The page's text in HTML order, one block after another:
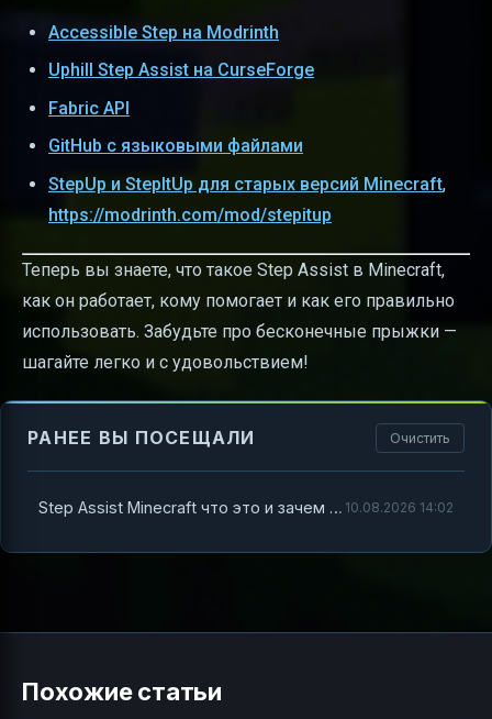
Accessible Step на Modrinth
Uphill Step Assist на CurseForge
Fabric API
GitHub с языковыми файлами
StepUp и StepItUp для старых версий Minecraft,
https://modrinth.com/mod/stepitup
Теперь вы знаете, что такое Step Assist в Minecraft,
как он работает, кому помогает и как его правильно
использовать. Забудьте про бесконечные прыжки —
шагайте легко и с удовольствием!
РАНЕЕ ВЫ ПОСЕЩАЛИ Очистить
Step Assist Minecraft что это и зачем он нужен 10.08.2026 14:02
Похожие статьи